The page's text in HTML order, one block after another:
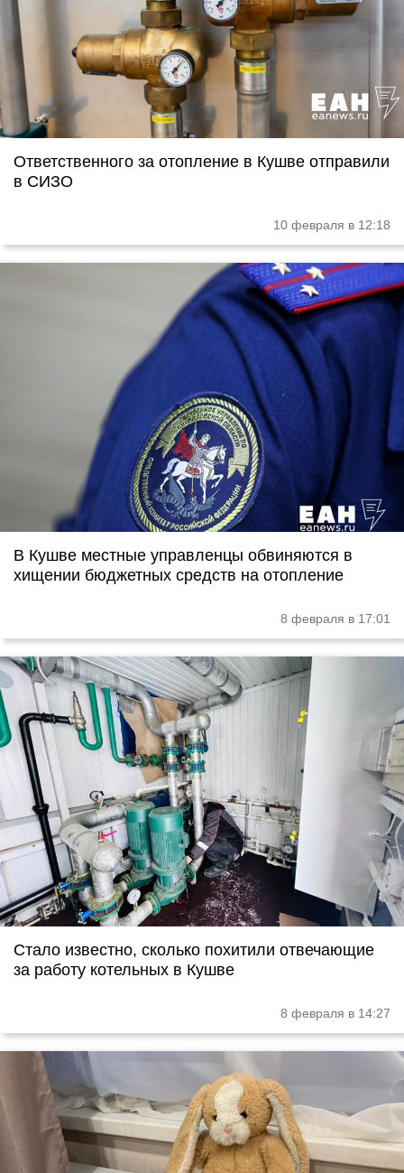
Ответственного за отопление в Кушве отправили
в СИЗО
10 февраля в 12:18
В Кушве местные управленцы обвиняются в
хищении бюджетных средств на отопление
8 февраля в 17:01
Стало известно, сколько похитили отвечающие
за работу котельных в Кушве
8 февраля в 14:27